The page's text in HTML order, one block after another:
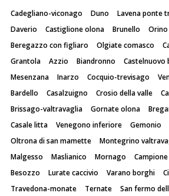
Cadegliano-viconago
Duno Lavena ponte
Daverio
Castiglione olona Brunello
Orino
Beregazzo con figliaro
Olgiate comasco
Grantola
Azzio Biandronno Castelnuovo
Mesenzana
Inarzo Cocquio-trevisago
Bardello
Casalzuigno Crosio della valle
Brissago-valtravaglia
Gornate olona
Casale litta
Venegono inferiore Gemonio
Oltrona di san mamette
Montegrino
Malgesso
Maslianico Mornago
Besozzo
Lurate caccivio Varano borghi
Travedona-monate
Ternate San fermo